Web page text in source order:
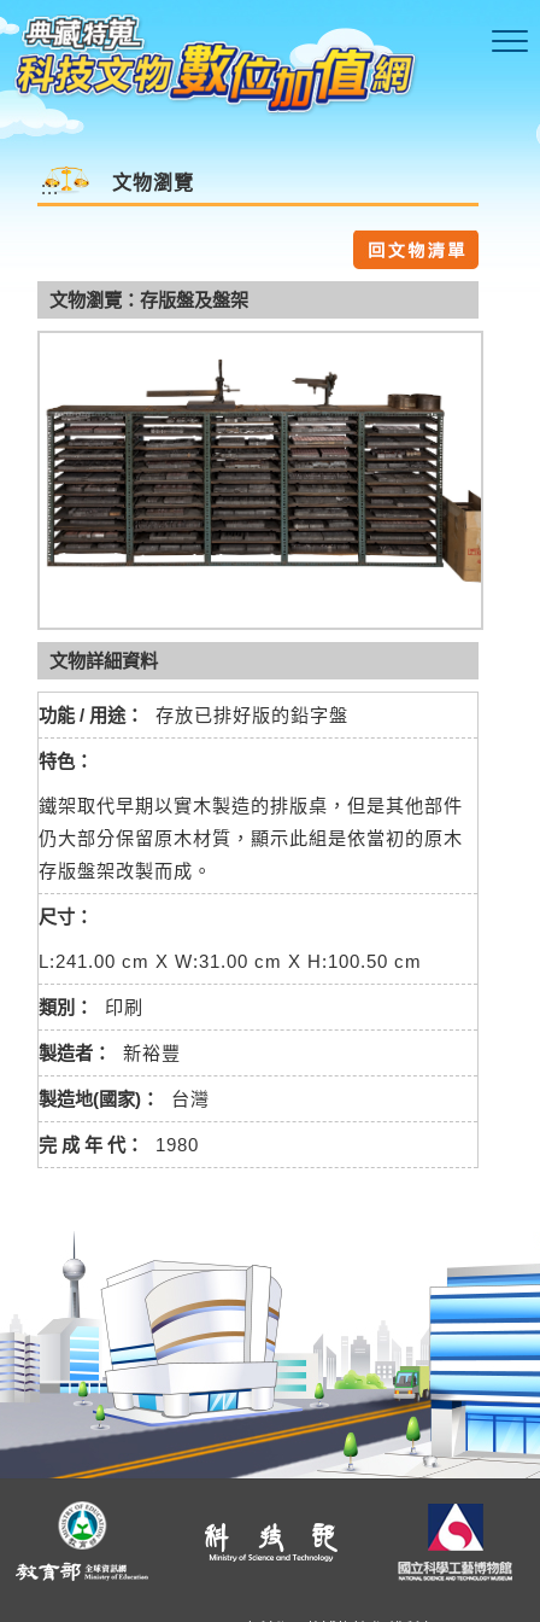
跳到主要內容區塊
::: 文物瀏覽
文物瀏覽：存版盤及盤架
文物詳細資料
功能 / 用途： 存放已排好版的鉛字盤
特色：
鐵架取代早期以實木製造的排版桌，但是其他部件
仍大部分保留原木材質，顯示此組是依當初的原木
存版盤架改製而成。
尺寸：
L:241.00 cm X W:31.00 cm X H:100.50 cm
類別： 印刷
製造者： 新裕豐
製造地(國家)： 台灣
完 成 年 代： 1980